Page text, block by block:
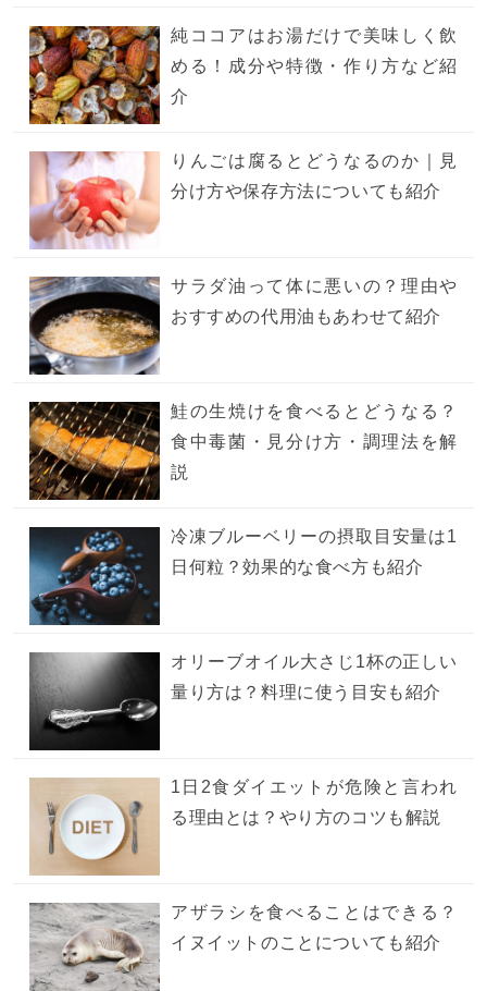
純ココアはお湯だけで美味しく飲
める！成分や特徴・作り方など紹
介
りんごは腐るとどうなるのか｜見
分け方や保存方法についても紹介
サラダ油って体に悪いの？理由や
おすすめの代用油もあわせて紹介
鮭の生焼けを食べるとどうなる？
食中毒菌・見分け方・調理法を解
説
冷凍ブルーベリーの摂取目安量は1
日何粒？効果的な食べ方も紹介
オリーブオイル大さじ1杯の正しい
量り方は？料理に使う目安も紹介
1日2食ダイエットが危険と言われ
る理由とは？やり方のコツも解説
アザラシを食べることはできる？
イヌイットのことについても紹介